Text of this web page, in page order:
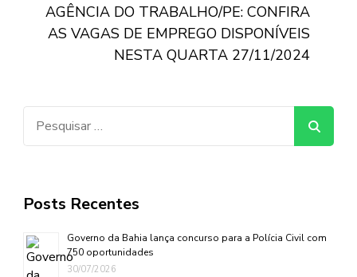
AGÊNCIA DO TRABALHO/PE: CONFIRA
AS VAGAS DE EMPREGO DISPONÍVEIS
NESTA QUARTA 27/11/2024
Posts Recentes
Governo da Bahia lança concurso para a Polícia Civil com
750 oportunidades
30/07/2026